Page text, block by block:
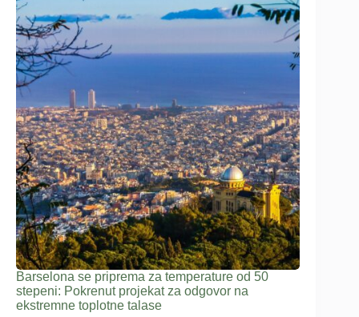
Barselona se priprema za temperature od 50
stepeni: Pokrenut projekat za odgovor na
ekstremne toplotne talase